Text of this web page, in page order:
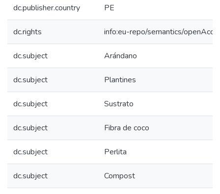
dc.publisher.country PE
dc.rights info:eu-repo/semantics/
dc.subject Arándano
dc.subject Plantines
dc.subject Sustrato
dc.subject Fibra de coco
dc.subject Perlita
dc.subject Compost